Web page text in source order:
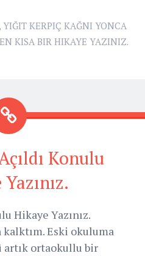
, YIĞIT KERPIÇ KAĞNI YONCA
KISA BIR HIKAYE YAZINIZ.
Konulu
Hikaye Yazınız.
Eski okuluma
ortaokullu bir